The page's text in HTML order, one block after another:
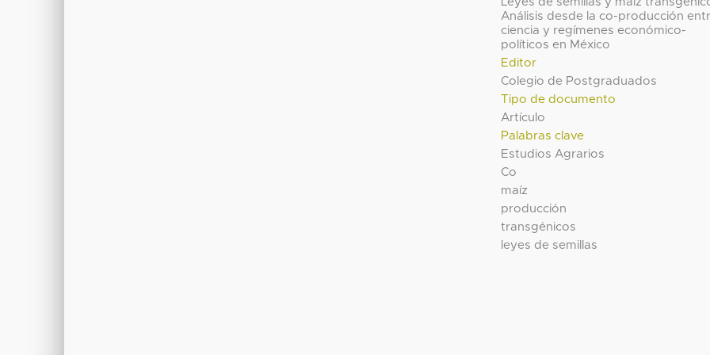
Análisis desde la co-producción
ciencia y regímenes económico-
políticos en México
Editor
Colegio de Postgraduados
Tipo de documento
Artículo
Palabras clave
Estudios Agrarios
Co
maíz
producción
transgénicos
leyes de semillas